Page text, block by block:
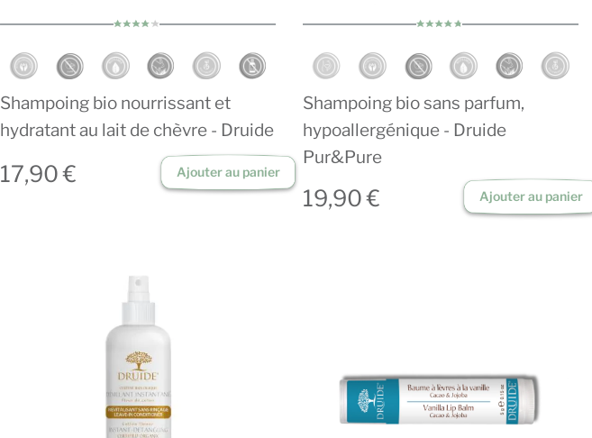
Shampoing bio nourrissant et
hydratant au lait de chèvre - Druide
17,90 € Ajouter au panier
Shampoing bio sans parfum,
hypoallergénique - Druide
Pur&Pure
19,90 € Ajouter au panier